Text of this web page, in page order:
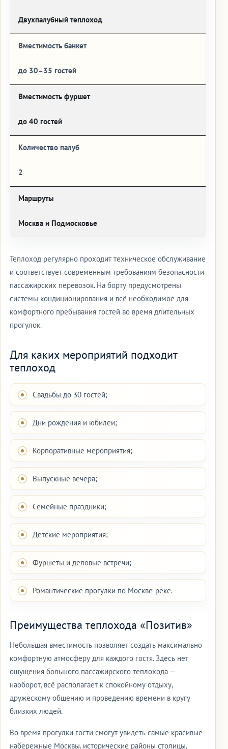
Двухпалубный теплоход
Вместимость банкет
до 30–35 гостей
Вместимость фуршет
до 40 гостей
Количество палуб
2
Маршруты
Москва и Подмосковье
Теплоход регулярно проходит техническое обслуживание
и соответствует современным требованиям безопасности
пассажирских перевозок. На борту предусмотрены
системы кондиционирования и всё необходимое для
комфортного пребывания гостей во время длительных
прогулок.
Для каких мероприятий подходит
теплоход
Свадьбы до 30 гостей;
Дни рождения и юбилеи;
Корпоративные мероприятия;
Выпускные вечера;
Семейные праздники;
Детские мероприятия;
Фуршеты и деловые встречи;
Романтические прогулки по Москве-реке.
Преимущества теплохода «Позитив»
Небольшая вместимость позволяет создать максимально
комфортную атмосферу для каждого гостя. Здесь нет
ощущения большого пассажирского теплохода —
наоборот, всё располагает к спокойному отдыху,
дружескому общению и проведению времени в кругу
близких людей.
Во время прогулки гости смогут увидеть самые красивые
набережные Москвы, исторические районы столицы,